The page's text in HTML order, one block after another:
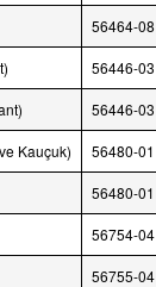
56464-08
56446-03
56446-03
Kauçuk) 56480-01
56480-01
56754-04
56755-04